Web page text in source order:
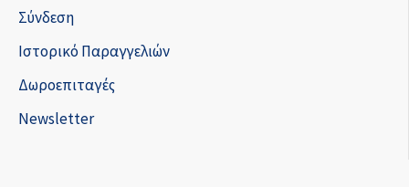
Σύνδεση
Ιστορικό Παραγγελιών
Δωροεπιταγές
Newsletter